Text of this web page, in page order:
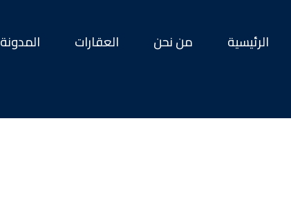
الرئيسية من نحن العقارات المدونة